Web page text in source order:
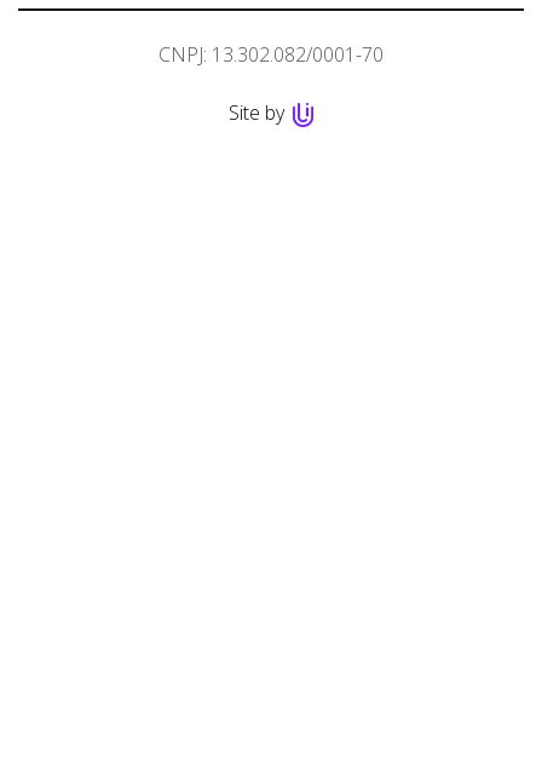
CNPJ: 13.302.082/0001-70
Site by